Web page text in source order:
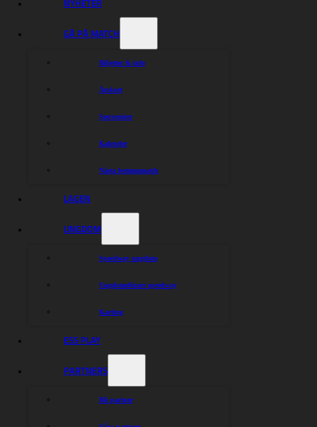
GÅ PÅ MATCH
Biljetter & info
Årskort
Souvenirer
Kalender
Nästa hemmamatch
LAGEN
UNGDOM
Speedway ungdom
Ungdomsförare speedway
Karting
ESS PLAY
PARTNERS
Bli partner